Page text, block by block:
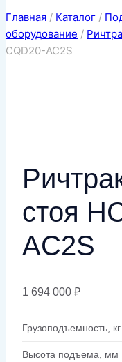
Главная / Каталог /
оборудование /
CQD20-AC2S
стоя
AC2S
1 694 000 ₽
Грузоподъемность, кг
Высота подъема, мм